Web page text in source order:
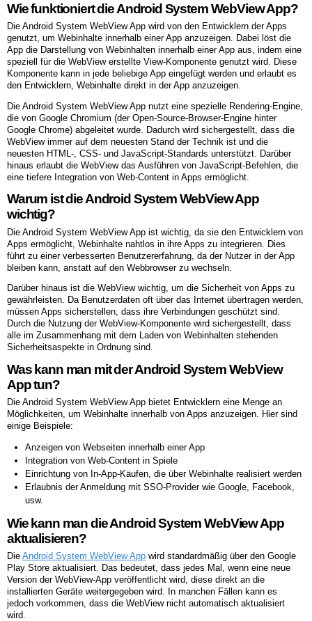
Wie funktioniert die Android System WebView App?
Die Android System WebView App wird von den Entwicklern der Apps
genutzt, um Webinhalte innerhalb einer App anzuzeigen. Dabei löst die
App die Darstellung von Webinhalten innerhalb einer App aus, indem eine
speziell für die WebView erstellte View-Komponente genutzt wird. Diese
Komponente kann in jede beliebige App eingefügt werden und erlaubt es
den Entwicklern, Webinhalte direkt in der App anzuzeigen.
Die Android System WebView App nutzt eine spezielle Rendering-Engine,
die von Google Chromium (der Open-Source-Browser-Engine hinter
Google Chrome) abgeleitet wurde. Dadurch wird sichergestellt, dass die
WebView immer auf dem neuesten Stand der Technik ist und die
neuesten HTML-, CSS- und JavaScript-Standards unterstützt. Darüber
hinaus erlaubt die WebView das Ausführen von JavaScript-Befehlen, die
eine tiefere Integration von Web-Content in Apps ermöglicht.
Warum ist die Android System WebView App
wichtig?
Die Android System WebView App ist wichtig, da sie den Entwicklern von
Apps ermöglicht, Webinhalte nahtlos in ihre Apps zu integrieren. Dies
führt zu einer verbesserten Benutzererfahrung, da der Nutzer in der App
bleiben kann, anstatt auf den Webbrowser zu wechseln.
Darüber hinaus ist die WebView wichtig, um die Sicherheit von Apps zu
gewährleisten. Da Benutzerdaten oft über das Internet übertragen werden,
müssen Apps sicherstellen, dass ihre Verbindungen geschützt sind.
Durch die Nutzung der WebView-Komponente wird sichergestellt, dass
alle im Zusammenhang mit dem Laden von Webinhalten stehenden
Sicherheitsaspekte in Ordnung sind.
Was kann man mit der Android System WebView
App tun?
Die Android System WebView App bietet Entwicklern eine Menge an
Möglichkeiten, um Webinhalte innerhalb von Apps anzuzeigen. Hier sind
einige Beispiele:
Anzeigen von Webseiten innerhalb einer App
Integration von Web-Content in Spiele
Einrichtung von In-App-Käufen, die über Webinhalte realisiert werden
Erlaubnis der Anmeldung mit SSO-Provider wie Google, Facebook,
usw.
Wie kann man die Android System WebView App
aktualisieren?
Die Android System WebView App wird standardmäßig über den Google
Play Store aktualisiert. Das bedeutet, dass jedes Mal, wenn eine neue
Version der WebView-App veröffentlicht wird, diese direkt an die
installierten Geräte weitergegeben wird. In manchen Fällen kann es
jedoch vorkommen, dass die WebView nicht automatisch aktualisiert
wird.